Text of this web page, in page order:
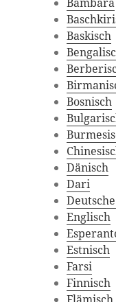
Baskisch
Bosnisch
Dänisch
Dari
Englisch
Estnisch
Farsi
Finnisch
Flämisch